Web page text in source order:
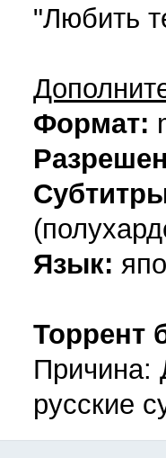
"Любить
Формат:
Язык:
Торрент
Причина:
русские